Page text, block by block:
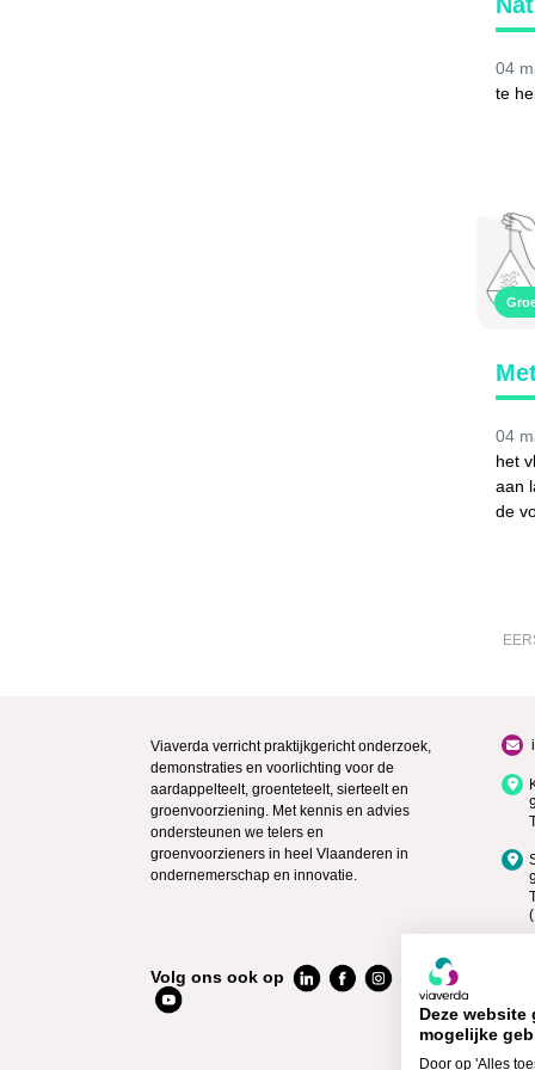
04
te
04
het
aan
de
Viaverda verricht praktijkgericht onderzoek,
demonstraties en voorlichting voor de
aardappelteelt, groenteteelt, sierteelt en
groenvoorziening. Met kennis en advies
ondersteunen we telers en
groenvoorzieners in heel Vlaanderen in
ondernemerschap en innovatie.
Volg ons ook op
Deze
mogelijke
Door op 'Alles